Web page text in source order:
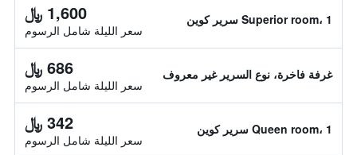
Superior room، 1 سرير كوين 1,600 ﷼
سعر الليلة شامل الرسوم
غرفة فاخرة، نوع السرير غير معروف 686 ﷼
سعر الليلة شامل الرسوم
Queen room، 1 سرير كوين 342 ﷼
سعر الليلة شامل الرسوم